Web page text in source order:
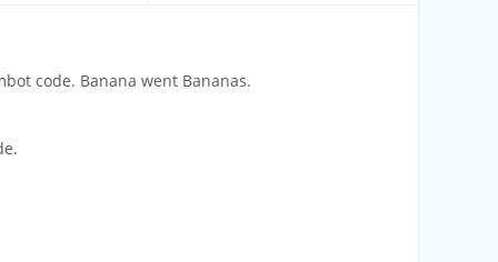
code. Banana went Bananas.